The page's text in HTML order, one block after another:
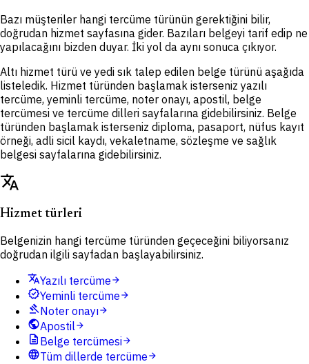
Bazı müşteriler hangi tercüme türünün gerektiğini bilir,
doğrudan hizmet sayfasına gider. Bazıları belgeyi tarif edip ne
yapılacağını bizden duyar. İki yol da aynı sonuca çıkıyor.
Altı hizmet türü ve yedi sık talep edilen belge türünü aşağıda
listeledik. Hizmet türünden başlamak isterseniz yazılı
tercüme, yeminli tercüme, noter onayı, apostil, belge
tercümesi ve tercüme dilleri sayfalarına gidebilirsiniz. Belge
türünden başlamak isterseniz diploma, pasaport, nüfus kayıt
örneği, adli sicil kaydı, vekaletname, sözleşme ve sağlık
belgesi sayfalarına gidebilirsiniz.
translate
Hizmet türleri
Belgenizin hangi tercüme türünden geçeceğini biliyorsanız
doğrudan ilgili sayfadan başlayabilirsiniz.
translateYazılı tercümearrow_forward
verifiedYeminli tercümearrow_forward
gavelNoter onayıarrow_forward
publicApostilarrow_forward
description Belge tercümesiarrow_forward
languageTüm dillerde tercümearrow_forward